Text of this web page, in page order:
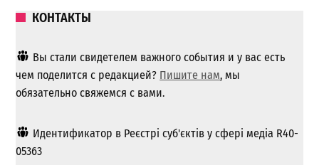
КОНТАКТЫ
Вы стали свидетелем важного события и у вас есть
чем поделится с редакцией? Пишите нам, мы
обязательно свяжемся с вами.
Идентификатор в Реєстрі суб'єктів у сфері медіа R40-
05363